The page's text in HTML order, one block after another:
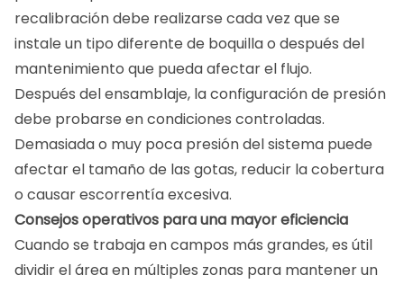
recalibración debe realizarse cada vez que se
instale un tipo diferente de boquilla o después del
mantenimiento que pueda afectar el flujo.
Después del ensamblaje, la configuración de presión
debe probarse en condiciones controladas.
Demasiada o muy poca presión del sistema puede
afectar el tamaño de las gotas, reducir la cobertura
o causar escorrentía excesiva.
Consejos operativos para una mayor eficiencia
Cuando se trabaja en campos más grandes, es útil
dividir el área en múltiples zonas para mantener un